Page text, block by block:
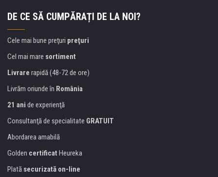
DE CE SĂ CUMPĂRAȚI DE LA NOI?
Cele mai bune preţuri preţuri
Cel mai mare sortiment
Livrare rapidă (48-72 de ore)
Livrăm oriunde în România
21 ani de experienţă
Consultanţă de specialitate GRATUIT
Abordarea amabilă
Golden certificat Heureka
Plată securizată on-line